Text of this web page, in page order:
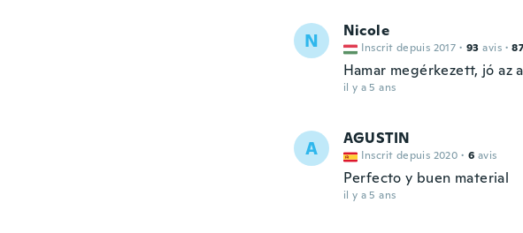
N Nicole
Inscrit depuis 2017 · 93 avis ·
Hamar megérkezett, jó az
il y a 5 ans
A AGUSTIN
Inscrit depuis 2020 · 6 avis
Perfecto y buen material
il y a 5 ans